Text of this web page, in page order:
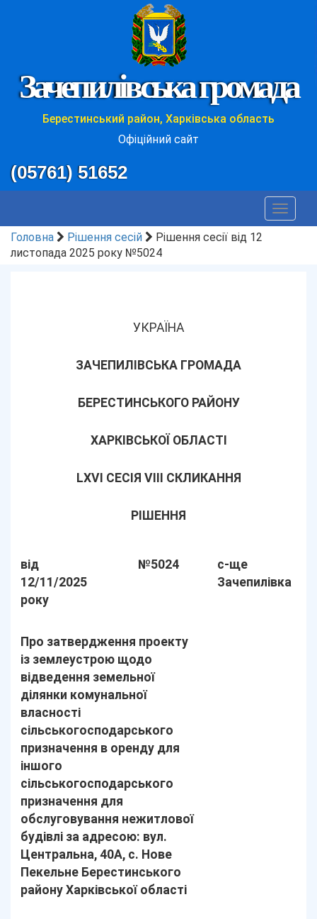
Зачепилівська громада
Берестинський район, Харківська область
Офіційний сайт
(05761) 51652
Toggle
Головна
Рішення сесій
Рішення сесії від 12
листопада 2025 року №5024
УКРАЇНА
ЗАЧЕПИЛІВСЬКА ГРОМАДА
БЕРЕСТИНСЬКОГО РАЙОНУ
ХАРКІВСЬКОЇ ОБЛАСТІ
LХVІ СЕСІЯ VIII СКЛИКАННЯ
РІШЕННЯ
від
12/11/2025
року
№5024
с-ще
Зачепилівка
Про затвердження проекту
із землеустрою щодо
відведення земельної
ділянки комунальної
власності
сільськогосподарського
призначення в оренду для
іншого
сільськогосподарського
призначення для
обслуговування нежитлової
будівлі за адресою: вул.
Центральна, 40А, с. Нове
Пекельне Берестинського
району Харківської області